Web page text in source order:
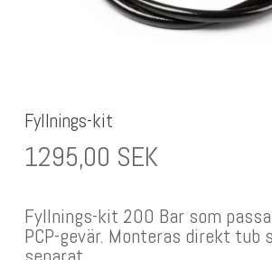
Fyllnings-kit
1295,00 SEK
Fyllnings-kit 200 Bar som
PCP-gevär. Monteras direkt tub